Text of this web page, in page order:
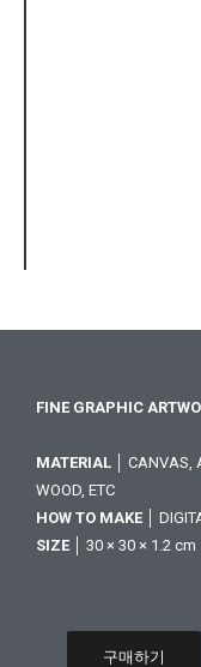
FINE GRAPHIC
MATERIAL │ CANVAS,
WOOD, ETC
HOW TO MAKE │
SIZE │ 30 × 30 × 1.2 cm
구매하기